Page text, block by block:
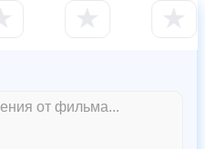
★ ★